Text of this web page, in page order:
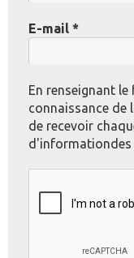
E-mail *
En renseignant
connaissance de
de recevoir
d'informationdes